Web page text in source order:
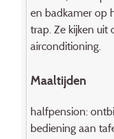
en badkamer op
trap. Ze kijken uit
airconditioning.
Maaltijden
halfpension:
bedie­ning aan